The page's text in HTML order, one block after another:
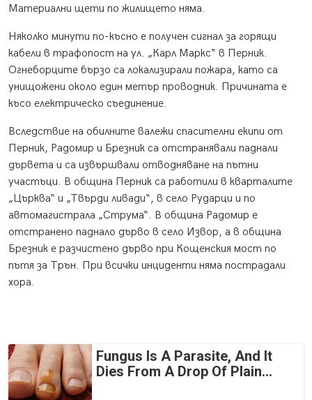
Материални щети по жилището няма.
Няколко минути по-късно е получен сигнал за горящи
кабели в трафопост на ул. „Карл Маркс“ в Перник.
Огнеборците бързо са локализирали пожара, като са
унищожени около един метър проводник. Причината е
късо електрическо съединение.
Вследствие на обилните валежи спасителни екипи от
Перник, Радомир и Брезник са отстранявали паднали
дървета и са извършвали отводняване на пътни
участъци. В община Перник са работили в кварталите
„Църква“ и „Твърди ливади“, в село Рударци и по
автомагистрала „Струма“. В община Радомир е
отстранено паднало дърво в село Извор, а в община
Брезник е разчистено дърво при Кощенския мост по
пътя за Трън. При всички инциденти няма пострадали
хора.
Fungus Is A Parasite, And It
Dies From A Drop Of Plain...